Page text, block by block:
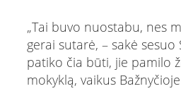
„Tai buvo nuostabu, nes
gerai sutarė, – sakė sesuo
patiko čia būti, jie pamilo
mokyklą, vaikus